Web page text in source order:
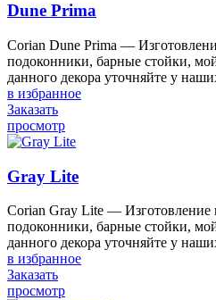
Dune Prima
Corian Dune Prima —
подоконники, барные стойки,
данного декора уточняйте у
в избранное
Заказать
просмотр
Gray Lite
Corian Gray Lite — Изготовление
подоконники, барные стойки,
данного декора уточняйте у
в избранное
Заказать
просмотр